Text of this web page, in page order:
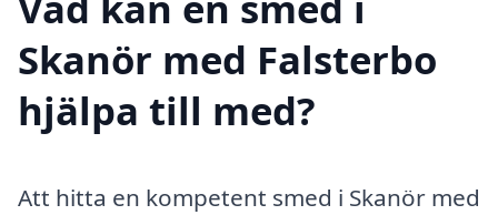
Skanör med Falsterbo
hjälpa till med?
Att hitta en kompetent smed i Skanör med